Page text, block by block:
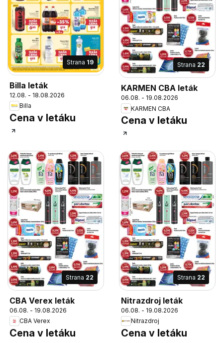
Strana 19
Billa leták
12.08. - 18.08.2026
Billa
Cena v letáku
Strana 22
KARMEN CBA leták
06.08. - 19.08.2026
KARMEN CBA
Cena v letáku
Strana 22
CBA Verex leták
06.08. - 19.08.2026
CBA Verex
Cena v letáku
Strana 22
Nitrazdroj leták
06.08. - 19.08.2026
Nitrazdroj
Cena v letáku